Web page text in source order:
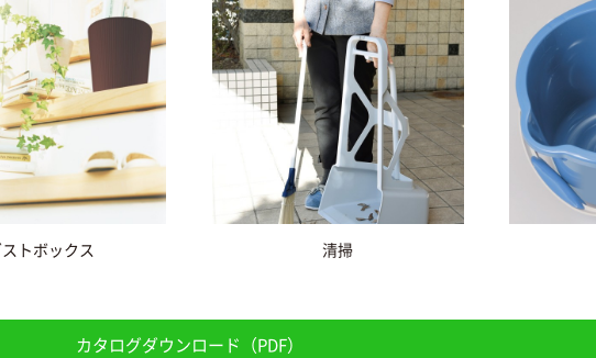
ストボックス 清掃
カタログダウンロード（PDF）